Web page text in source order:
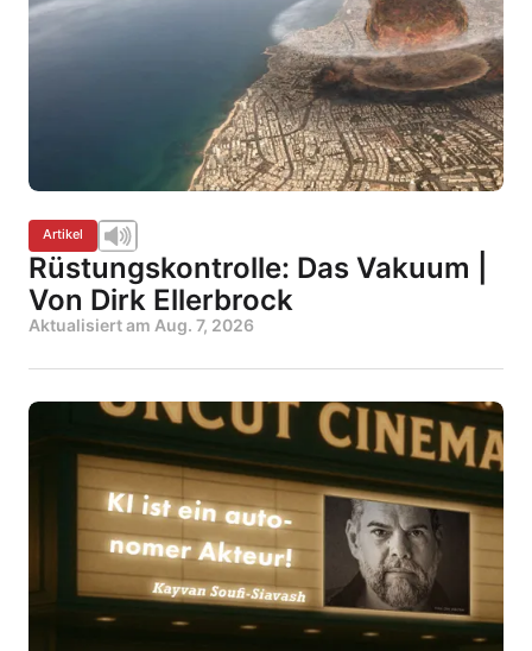
Artikel
Rüstungskontrolle: Das Vakuum |
Von Dirk Ellerbrock
Aktualisiert am Aug. 7, 2026